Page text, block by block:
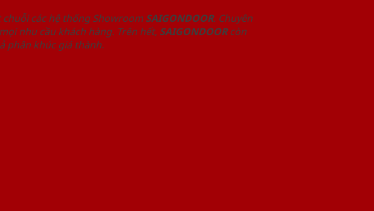
các hệ thống Showroom SAIGONDOOR. Chuyên
nhu cầu khách hàng. Trên hết, SAIGONDOORcòn
phân khúc giá thành.